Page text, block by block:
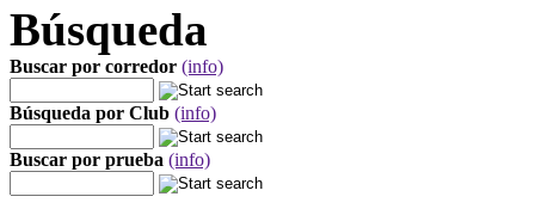
Búsqueda
Buscar por corredor (info)
Búsqueda por Club (info)
Buscar por prueba (info)